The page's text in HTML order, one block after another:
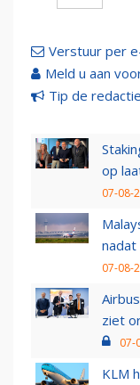
Verstuur per
Meld u aan
Tip de redactie
op
07-08-
nadat
07-08-
ziet
07-
KLM